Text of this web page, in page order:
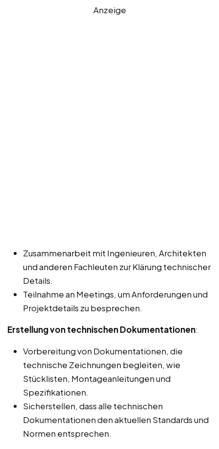
Anzeige
Zusammenarbeit mit Ingenieuren, Architekten
und anderen Fachleuten zur Klärung technischer
Details.
Teilnahme an Meetings, um Anforderungen und
Projektdetails zu besprechen.
Erstellung von technischen Dokumentationen:
Vorbereitung von Dokumentationen, die
technische Zeichnungen begleiten, wie
Stücklisten, Montageanleitungen und
Spezifikationen.
Sicherstellen, dass alle technischen
Dokumentationen den aktuellen Standards und
Normen entsprechen.